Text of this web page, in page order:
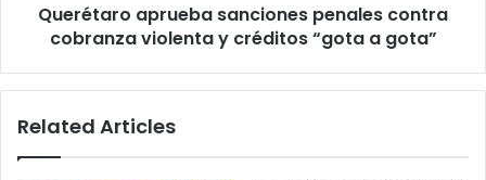
“gotaQuerétaro aprueba sanciones penales contra
cobranza violenta y créditos “gota a gota”
Related Articles